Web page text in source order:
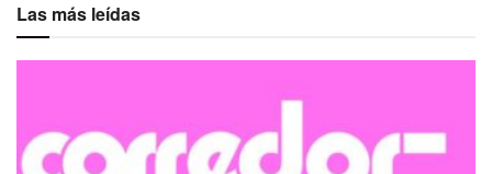
Las más leídas